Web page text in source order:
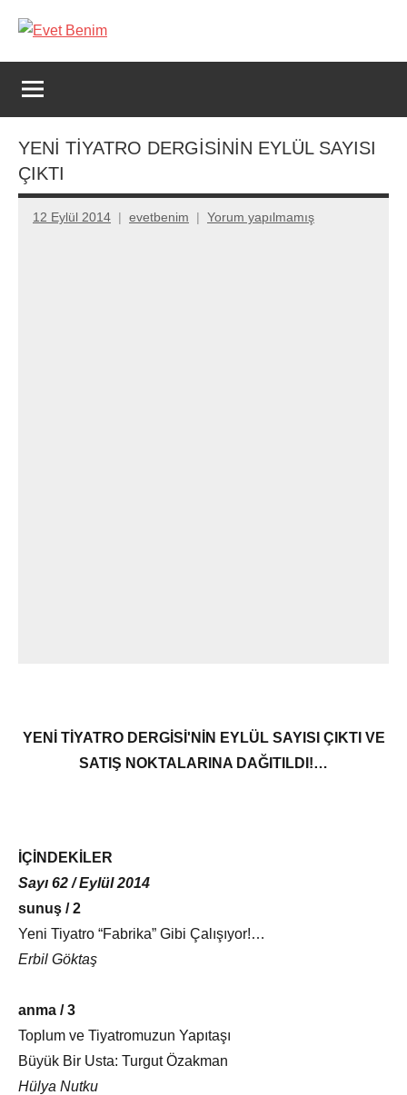
geç
Evet
Benim
YENİ TİYATRO DERGİSİNİN EYLÜL SAYISI
ÇIKTI
12 Eylül 2014 evetbenim Yorum yapılmamış
YENİ TİYATRO DERGİSİ'NİN EYLÜL SAYISI ÇIKTI VE
SATIŞ NOKTALARINA DAĞITILDI!…
İÇİNDEKİLER
Sayı 62 / Eylül 2014
sunuş / 2
Yeni Tiyatro “Fabrika” Gibi Çalışıyor!…
Erbil Göktaş
anma / 3
Toplum ve Tiyatromuzun Yapıtaşı
Büyük Bir Usta: Turgut Özakman
Hülya Nutku